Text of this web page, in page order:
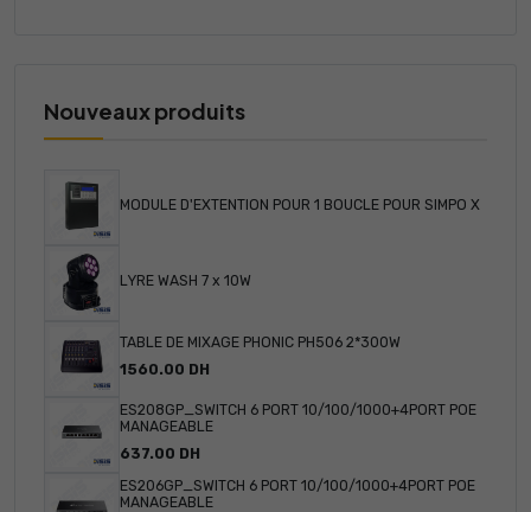
Nouveaux produits
MODULE D'EXTENTION POUR 1 BOUCLE POUR SIMPO X
LYRE WASH 7 x 10W
TABLE DE MIXAGE PHONIC PH506 2*300W
1560.00 DH
ES208GP_SWITCH 6 PORT 10/100/1000+4PORT POE
MANAGEABLE
637.00 DH
ES206GP_SWITCH 6 PORT 10/100/1000+4PORT POE
MANAGEABLE